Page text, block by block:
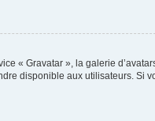
« Gravatar », la galerie
disponible aux utilisateurs. Si